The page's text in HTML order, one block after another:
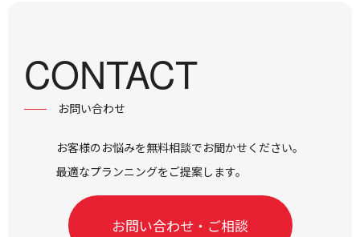
CONTACT
お問い合わせ
お客様のお悩みを無料相談でお聞かせください。
最適なプランニングをご提案します。
お問い合わせ・ご相談